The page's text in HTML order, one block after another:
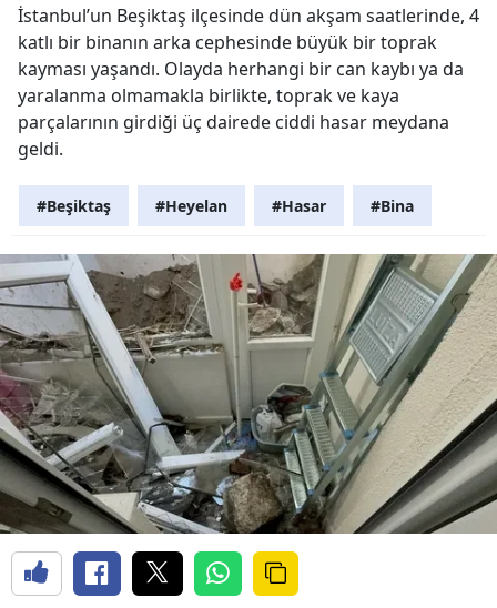
İstanbul’un Beşiktaş ilçesinde dün akşam saatlerinde, 4
katlı bir binanın arka cephesinde büyük bir toprak
kayması yaşandı. Olayda herhangi bir can kaybı ya da
yaralanma olmamakla birlikte, toprak ve kaya
parçalarının girdiği üç dairede ciddi hasar meydana
geldi.
#Beşiktaş #Heyelan #Hasar #Bina